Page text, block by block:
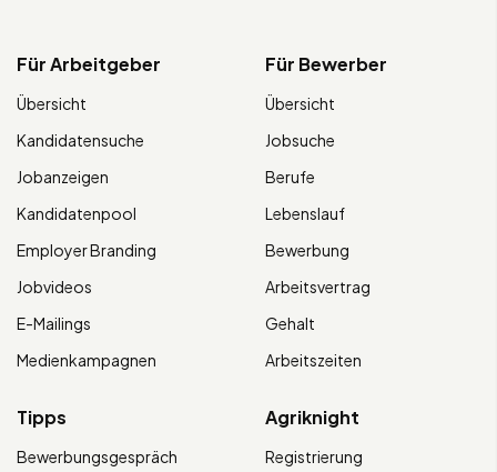
Für Arbeitgeber
Übersicht
Kandidatensuche
Jobanzeigen
Kandidatenpool
Employer Branding
Jobvideos
E-Mailings
Medienkampagnen
Für Bewerber
Übersicht
Jobsuche
Berufe
Lebenslauf
Bewerbung
Arbeitsvertrag
Gehalt
Arbeitszeiten
Tipps
Bewerbungsgespräch
Agriknight
Registrierung